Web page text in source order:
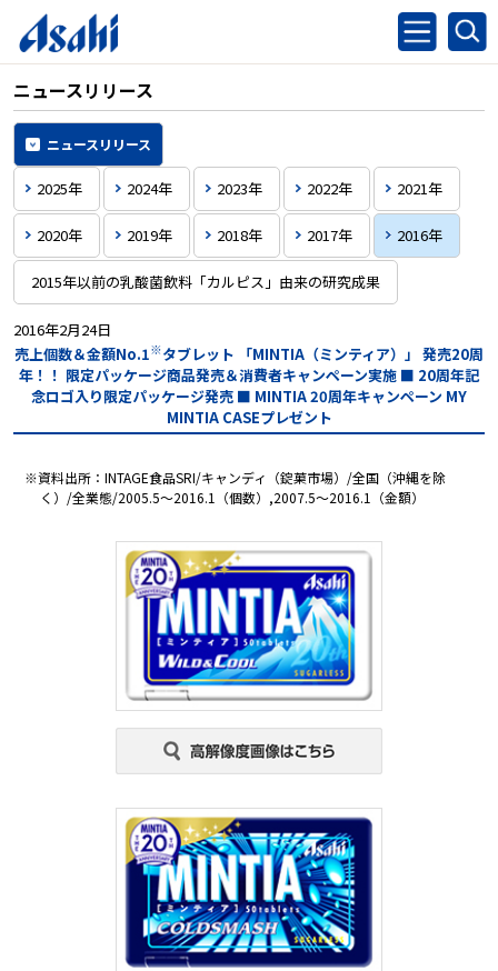
ニュースリリース
ニュースリリース
2025年 2024年 2023年 2022年 2021年
2020年 2019年 2018年 2017年 2016年
2015年以前の乳酸菌飲料「カルピス」由来の研究成果
2016年2月24日
売上個数＆金額No.1※タブレット 「MINTIA（ミンティア）」 発売20周
年！！ 限定パッケージ商品発売＆消費者キャンペーン実施 ■ 20周年記
念ロゴ入り限定パッケージ発売 ■ MINTIA 20周年キャンペーン MY
MINTIA CASEプレゼント
※資料出所：INTAGE食品SRI/キャンディ（錠菓市場）/全国（沖縄を除
く）/全業態/2005.5～2016.1（個数）,2007.5～2016.1（金額）